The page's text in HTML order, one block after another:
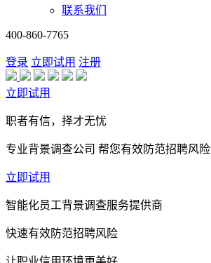
联系我们
400-860-7765
登录 立即试用 注册
立即试用
职者有信，择才无忧
专业背景调查公司 帮您有效防范招聘风险
立即试用
智能化员工背景调查服务提供商
快速有效防范招聘风险